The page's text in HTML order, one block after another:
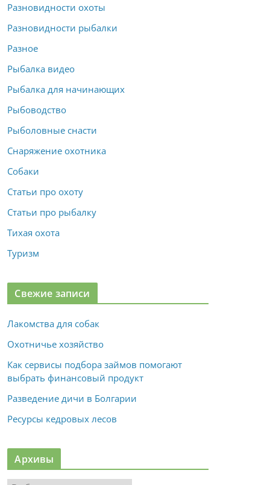
Разновидности охоты
Разновидности рыбалки
Разное
Рыбалка видео
Рыбалка для начинающих
Рыбоводство
Рыболовные снасти
Снаряжение охотника
Собаки
Статьи про охоту
Статьи про рыбалку
Тихая охота
Туризм
Свежие записи
Лакомства для собак
Охотничье хозяйство
Как сервисы подбора займов помогают
выбрать финансовый продукт
Разведение дичи в Болгарии
Ресурсы кедровых лесов
Архивы